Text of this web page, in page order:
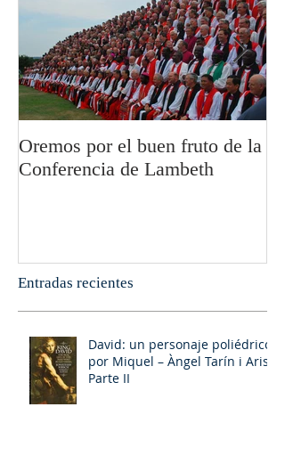
Oremos por el buen fruto de la
Conferencia de Lambeth
Entradas recientes
David: un personaje poliédrico,
por Miquel – Àngel Tarín i Arisó
Parte II